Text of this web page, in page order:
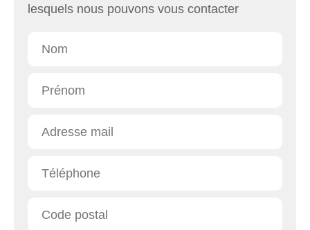
lesquels nous pouvons vous contacter